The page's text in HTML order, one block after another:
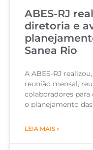
ABES-RJ
diretoria e
Sanea Rio
A ABES-RJ
reunião mensal,
colaboradores
o planejamento
LEIA MAIS »